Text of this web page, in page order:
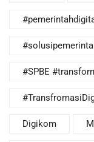
#SPBE
Digikom